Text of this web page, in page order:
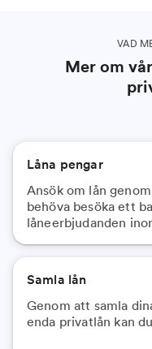
VAD
Mer om
Låna pengar
Ansök om lån
behöva besöka ett
låneerbjudanden
Samla lån
Genom att samla
enda privatlån kan